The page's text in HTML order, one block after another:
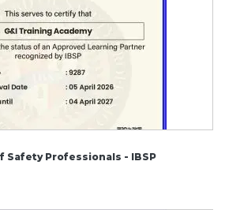
Safety Professionals - IBSP